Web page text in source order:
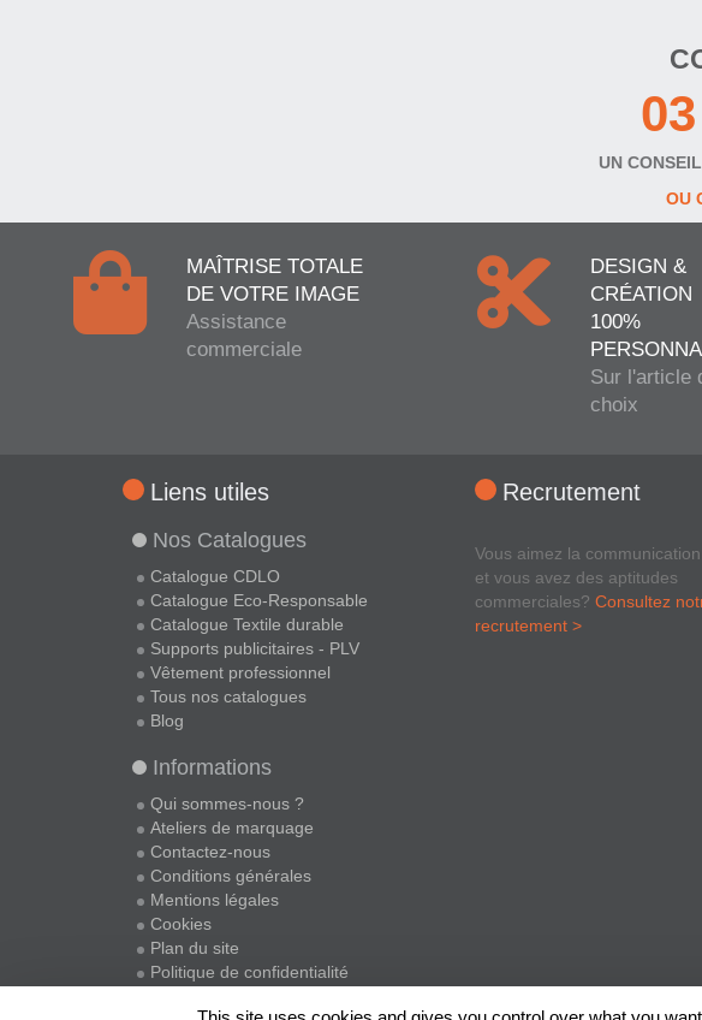
UN
OU
MAÎTRISE TOTALE
DE VOTRE IMAGE
Assistance
commerciale
DESIGN &
CRÉATION
100%
Sur l'article
choix
Liens utiles
Nos Catalogues
Catalogue CDLO
Catalogue Eco-Responsable
Catalogue Textile durable
Supports publicitaires - PLV
Vêtement professionnel
Tous nos catalogues
Blog
Informations
Qui sommes-nous ?
Ateliers de marquage
Contactez-nous
Conditions générales
Mentions légales
Cookies
Plan du site
Politique de confidentialité
Recrutement
Vous aimez la communication
et vous avez des aptitudes
commerciales? Consultez
recrutement >